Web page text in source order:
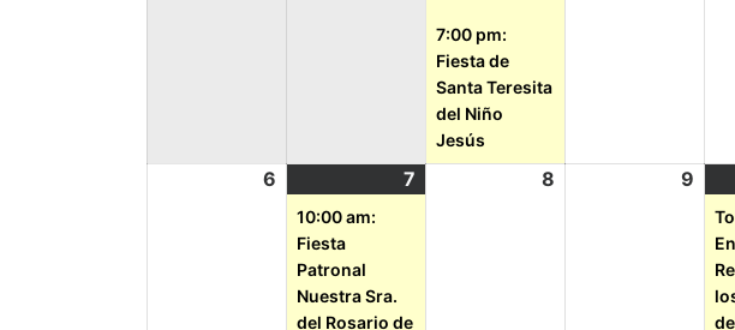
7:00 pm:
Fiesta de
Santa Teresita
del Niño
Jesús
6 7
10:00 am:
Fiesta
Patronal
Nuestra Sra.
del Rosario de
8 9